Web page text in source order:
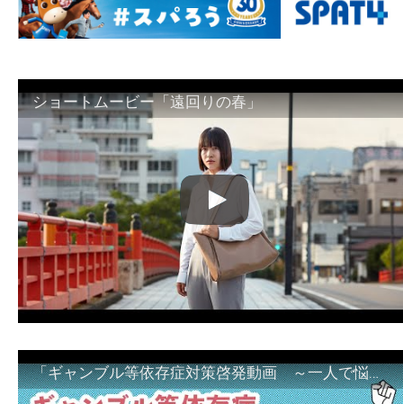
ショートムービー「遠回りの春」
「ギャンブル等依存症対策啓発動画 ～一人で悩まず、家族で悩まず、まず！相談機関へ～」